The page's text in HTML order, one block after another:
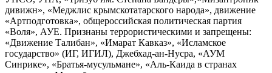
дивижн», «Меджлис крымскотатарского народа», движение
«Артподготовка», общероссийская политическая партия
«Воля», АУЕ. Признаны террористическими и запрещены:
«Движение Талибан», «Имарат Кавказ», «Исламское
государство» (ИГ, ИГИЛ), Джебхад-ан-Нусра, «АУМ
Синрике», «Братья-мусульмане», «Аль-Каида в странах